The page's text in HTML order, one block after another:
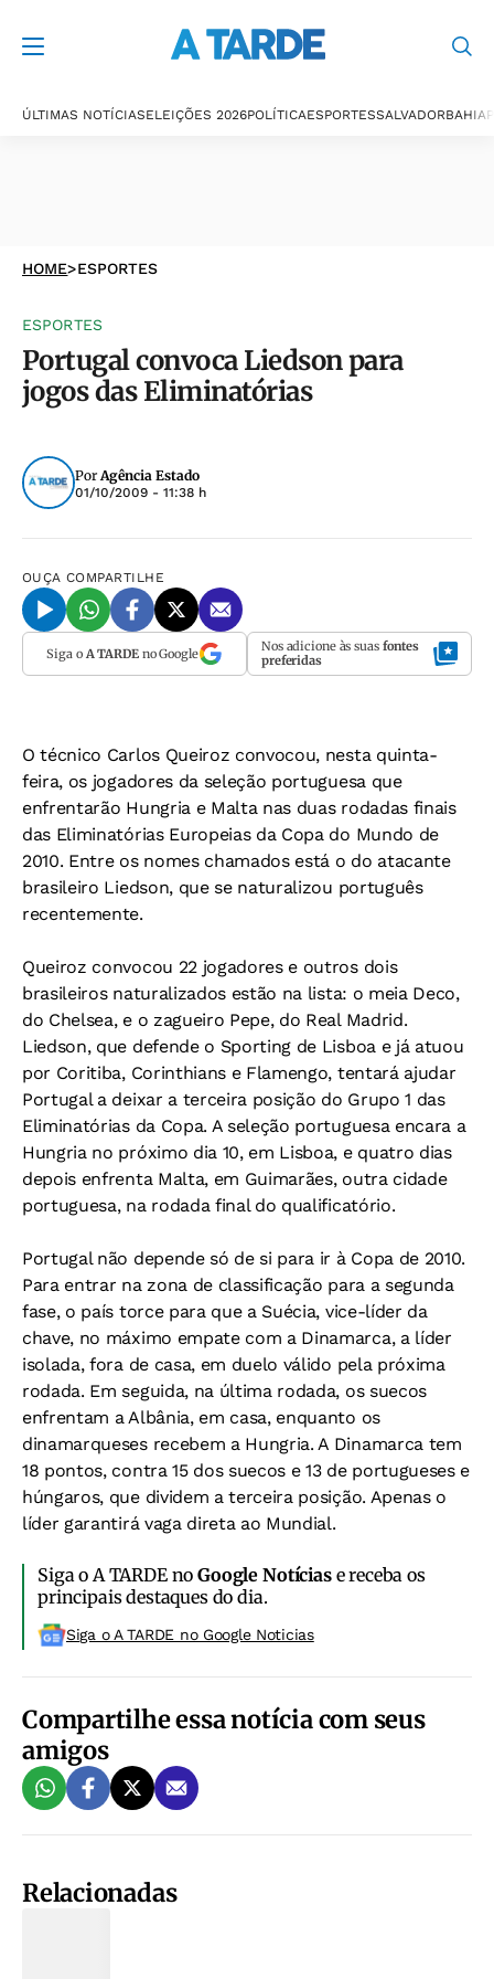
ÚLTIMAS NOTÍCIASELEIÇÕES 2026POLÍTICAESPORTESSALVADORBAHIA
HOME>ESPORTES
ESPORTES
Portugal convoca Liedson para
jogos das Eliminatórias
PorAgência Estado
01/10/2009 - 11:38 h
OUÇA COMPARTILHE
Siga o A TARDEno Google Nos adicione às suas fontes
preferidas
O técnico Carlos Queiroz convocou, nesta quinta-
feira, os jogadores da seleção portuguesa que
enfrentarão Hungria e Malta nas duas rodadas finais
das Eliminatórias Europeias da Copa do Mundo de
2010. Entre os nomes chamados está o do atacante
brasileiro Liedson, que se naturalizou português
recentemente.
Queiroz convocou 22 jogadores e outros dois
brasileiros naturalizados estão na lista: o meia Deco,
do Chelsea, e o zagueiro Pepe, do Real Madrid.
Liedson, que defende o Sporting de Lisboa e já atuou
por Coritiba, Corinthians e Flamengo, tentará ajudar
Portugal a deixar a terceira posição do Grupo 1 das
Eliminatórias da Copa. A seleção portuguesa encara a
Hungria no próximo dia 10, em Lisboa, e quatro dias
depois enfrenta Malta, em Guimarães, outra cidade
portuguesa, na rodada final do qualificatório.
Portugal não depende só de si para ir à Copa de 2010.
Para entrar na zona de classificação para a segunda
fase, o país torce para que a Suécia, vice-líder da
chave, no máximo empate com a Dinamarca, a líder
isolada, fora de casa, em duelo válido pela próxima
rodada. Em seguida, na última rodada, os suecos
enfrentam a Albânia, em casa, enquanto os
dinamarqueses recebem a Hungria. A Dinamarca tem
18 pontos, contra 15 dos suecos e 13 de portugueses e
húngaros, que dividem a terceira posição. Apenas o
líder garantirá vaga direta ao Mundial.
Siga o A TARDE noGoogle Notíciase receba os
principais destaques do dia.
Siga o A TARDE no Google Noticias
Compartilhe essa notícia com seus
amigos
Relacionadas